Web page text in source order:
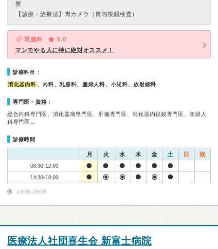
医
【診療・治療法】 胃カメラ（胃内視鏡検査）
乳腺科
5.0
マンモやる人に特に絶対オススメ！
診療科目：
消化器内科 、内科、乳腺科、産婦人科、小児科、放射線科
専門医・資格：
総合内科専門医、消化器病専門医、肝臓専門医、消化器内視鏡専門医、産婦人
科専門医…
診療時間
月 火 水 木 金 土 日 祝
08:30-12:00
14:30-18:00
13:30-18:00
医療法人社団喜生会 新富士病院